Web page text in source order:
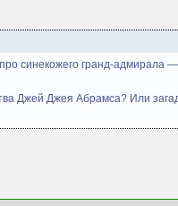
синекожего гранд-адмирала
Джей Джея Абрамса? Или